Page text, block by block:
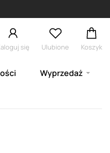
się Ulubione Koszyk
Wyprzedaż